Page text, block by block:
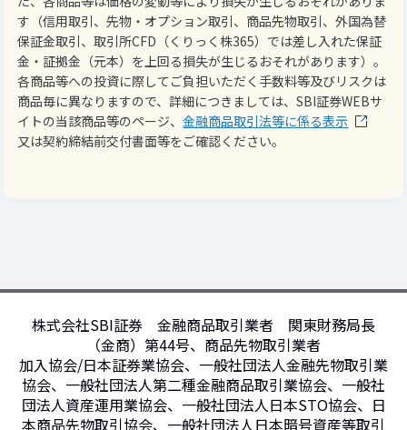
す（信用取引、先物・オプション取引、商品先物取引、外国為替
保証金取引、取引所CFD（くりっく株365）では差し入れた保証
金・証拠金（元本）を上回る損失が生じるおそれがあります）。
各商品等への投資に際してご負担いただく手数料等及びリスクは
商品毎に異なりますので、詳細につきましては、SBI証券WEBサ
イトの当該商品等のページ、金融商品取引法等に係る表示
又は契約締結前交付書面等をご確認ください。
株式会社SBI証券 金融商品取引業者 関東財務局長
（金商）第44号、商品先物取引業者
加入協会/日本証券業協会、一般社団法人金融先物取引業
協会、一般社団法人第二種金融商品取引業協会、一般社
団法人資産運用業協会、一般社団法人日本STO協会、日
本商品先物取引協会、一般社団法人日本暗号資産等取引